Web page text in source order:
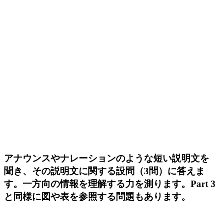
アナウンスやナレーションのような短い説明文を
聞き、その説明文に関する設問（3問）に答えま
す。一方向の情報を理解する力を測ります。Part 3
と同様に図や表を参照する問題もあります。